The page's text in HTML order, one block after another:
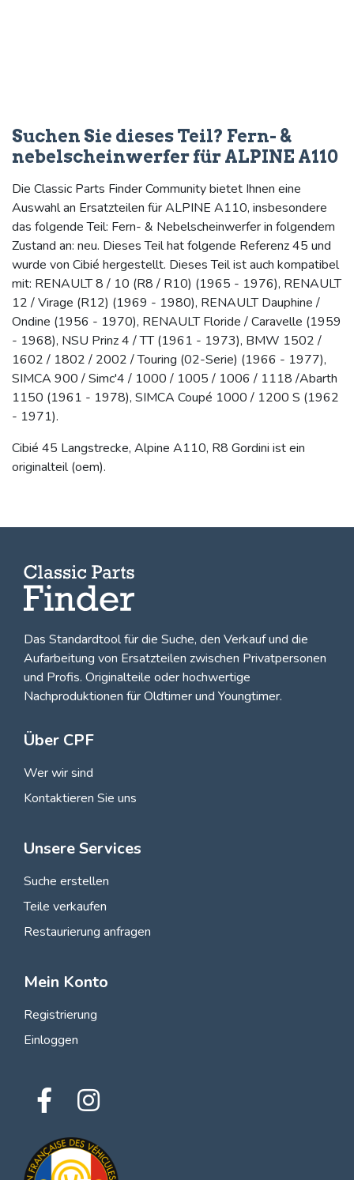
Suchen Sie dieses Teil? Fern- &
nebelscheinwerfer für ALPINE A110
Die Classic Parts Finder Community bietet Ihnen eine
Auswahl an Ersatzteilen für ALPINE A110, insbesondere
das folgende Teil: Fern- & Nebelscheinwerfer in folgendem
Zustand an: neu. Dieses Teil hat folgende Referenz 45 und
wurde von Cibié hergestellt. Dieses Teil ist auch kompatibel
mit: RENAULT 8 / 10 (R8 / R10) (1965 - 1976), RENAULT
12 / Virage (R12) (1969 - 1980), RENAULT Dauphine /
Ondine (1956 - 1970), RENAULT Floride / Caravelle (1959
- 1968), NSU Prinz 4 / TT (1961 - 1973), BMW 1502 /
1602 / 1802 / 2002 / Touring (02-Serie) (1966 - 1977),
SIMCA 900 / Simc'4 / 1000 / 1005 / 1006 / 1118 /Abarth
1150 (1961 - 1978), SIMCA Coupé 1000 / 1200 S (1962
- 1971).
Cibié 45 Langstrecke, Alpine A110, R8 Gordini ist ein
originalteil (oem).
Das Standardtool für die Suche, den Verkauf und die
Aufarbeitung von Ersatzteilen zwischen Privatpersonen
und Profis. Originalteile oder hochwertige
Nachproduktionen für Oldtimer und Youngtimer.
Über CPF
Wer wir sind
Kontaktieren Sie uns
Unsere Services
Suche erstellen
Teile verkaufen
Restaurierung anfragen
Mein Konto
Registrierung
Einloggen